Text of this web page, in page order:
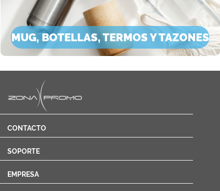
MUG, BOTELLAS, TERMOS Y TAZONES
CONTACTO
SOPORTE
EMPRESA